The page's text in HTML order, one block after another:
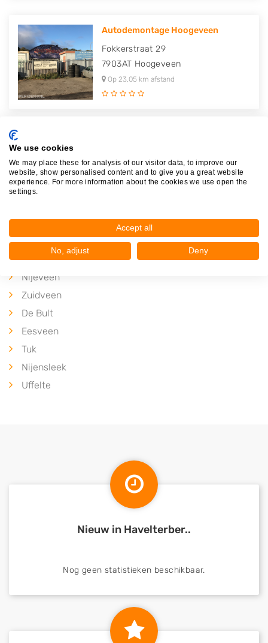
Autodemontage Hoogeveen
Fokkerstraat 29
7903AT Hoogeveen
Op 23,05 km afstand
Plaatsen in de buurt
Onna
Kallenkote
Havelte
Steenwijk
Nijeveen
Zuidveen
De Bult
Eesveen
Tuk
Nijensleek
Uffelte
Nieuw in Havelterber..
Nog geen statistieken beschikbaar.
We use cookies
We may place these for analysis of our visitor data, to improve our
website, show personalised content and to give you a great website
experience. For more information about the cookies we use open the
settings.
Accept all
No, adjust Deny